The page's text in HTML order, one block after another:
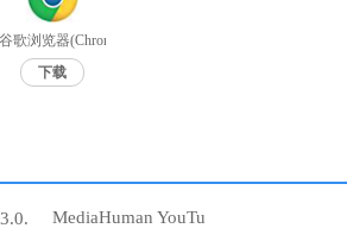
谷歌浏览器(Chrome浏览器)中文绿色版 v85.0.4183.121
下载
MediaHuman YouTu